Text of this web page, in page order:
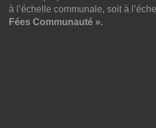
à l’échelle communale, soit à
Fées Communauté ».